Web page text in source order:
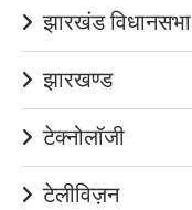
झारखंड विधानसभा
झारखण्ड
टेक्नोलॉजी
टेलीविज़न